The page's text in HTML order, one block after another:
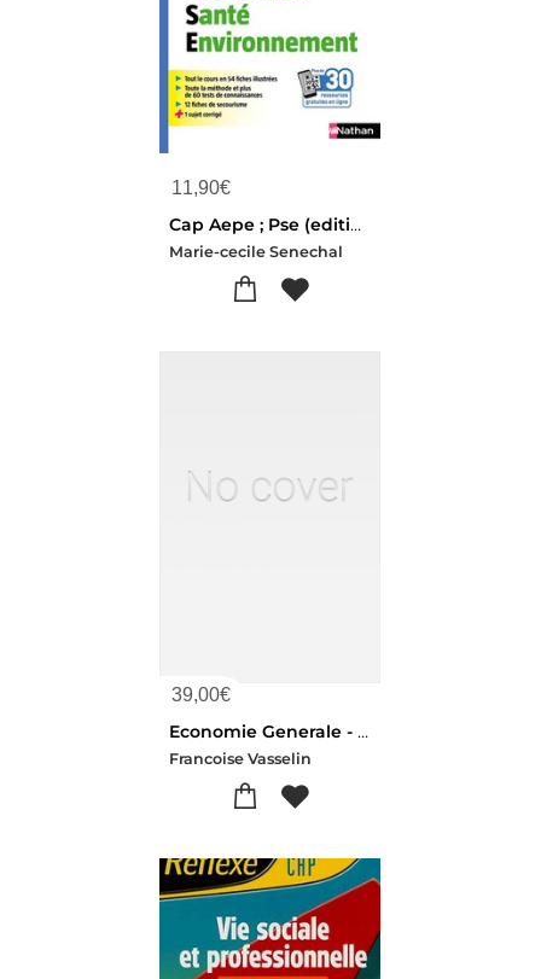
11,90€
Cap Aepe ; Pse (edition 2023)
Marie-cecile Senechal
39,00€
Economie Generale - 10eme Edition : Licence L1-l2-l3-cours Applications Et Corriges
Francoise Vasselin